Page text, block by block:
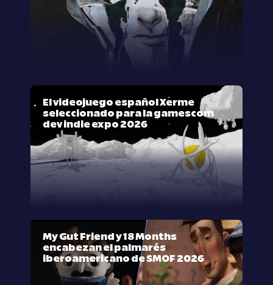
El videojuego español Xerme
seleccionado para la gamescom
dev indie expo 2026
My Gut Friend y 18 Months
encabezan el palmarés
iberoamericano de SMOF 2026